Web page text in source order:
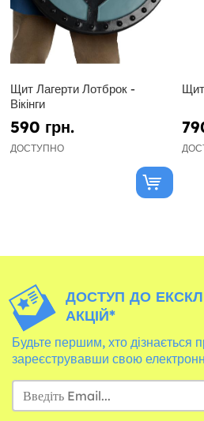
Щит Лагерти Лотброк -
Вікінги
590 грн.
ДОСТУПНО
ДОСТУП ДО
АКЦІЙ*
Будьте першим, хто дізнається
зареєструвавши свою